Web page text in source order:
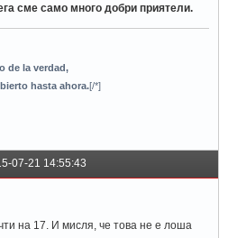
сме само много добри приятели.
de la verdad,
hasta ahora.[/*]
07-21 14:55:43
на 17. И мисля, че това не е лоша